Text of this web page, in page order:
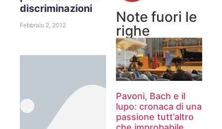
discriminazioni
Febbraio 2, 2012
Note fuori le
righe
Pavoni, Bach e il
lupo: cronaca di una
passione tutt’altro